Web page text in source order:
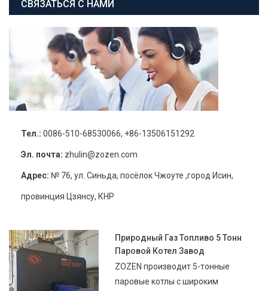
СВЯЗАТЬСЯ С НАМИ
Тел.: 0086-510-68530066, +86-13506151292
Эл. почта: zhulin@zozen.com
Адрес: № 76, ул. Синьда, посёлок Чжоуте ,город Исин,
провинция Цзянсу, КНР
Природный Газ Топливо 5 Тонн
Паровой Котел Завод
ZOZEN производит 5-тонные
паровые котлы с широким